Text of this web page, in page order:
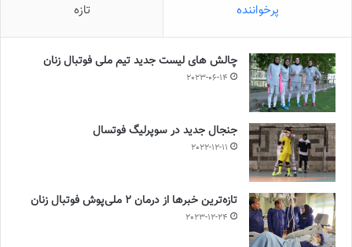
پرخواننده تازه
چالش هاى ليست جدید تيم ملى فوتبال زنان
2023-06-14
جنجال جدید در سوپرلیگ فوتسال
2022-12-11
تازه‌ترین خبرها از درمان ۲ ملی‌پوش فوتبال زنان
2023-12-24